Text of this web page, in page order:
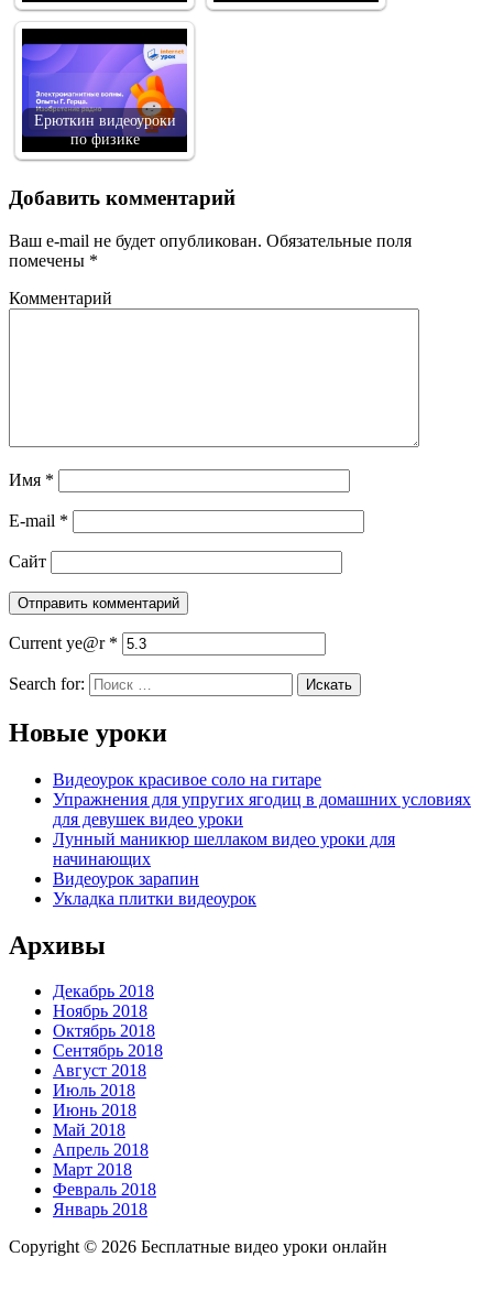
Ерюткин видеоуроки
по физике
Добавить комментарий
Ваш e-mail не будет опубликован. Обязательные поля
помечены *
Комментарий
Имя *
E-mail *
Сайт
Current ye@r *
Search for:
Новые уроки
Видеоурок красивое соло на гитаре
Упражнения для упругих ягодиц в домашних условиях
для девушек видео уроки
Лунный маникюр шеллаком видео уроки для
начинающих
Видеоурок зарапин
Укладка плитки видеоурок
Архивы
Декабрь 2018
Ноябрь 2018
Октябрь 2018
Сентябрь 2018
Август 2018
Июль 2018
Июнь 2018
Май 2018
Апрель 2018
Март 2018
Февраль 2018
Январь 2018
Copyright © 2026 Бесплатные видео уроки онлайн